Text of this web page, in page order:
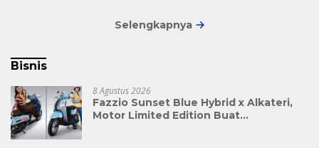
Selengkapnya
Bisnis
8 Agustus 2026
Fazzio Sunset Blue Hybrid x Alkateri,
Motor Limited Edition Buat